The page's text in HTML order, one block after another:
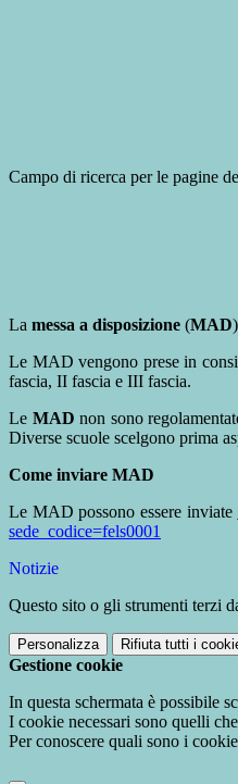
Campo di ricerca per le pagine
La messa a disposizione (MAD
Le MAD vengono prese in
fascia, II fascia e III fascia.
Le MAD non sono
Diverse scuole scelgono prima
Come inviare MAD
Le MAD possono essere inviate
sede_codice=fels0001
Notizie
Questo sito o gli strumenti terzi
Personalizza Rifiuta tutti i
Gestione cookie
In questa schermata è possibile
I cookie necessari sono quelli
Per conoscere quali sono i